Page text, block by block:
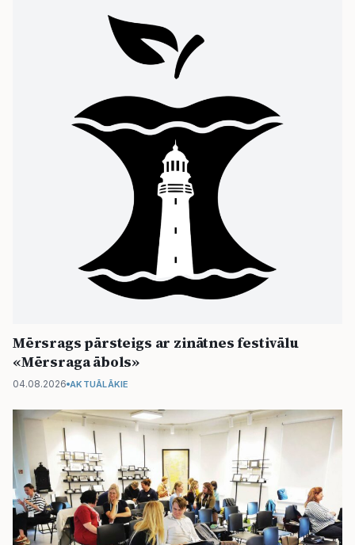
Mērsrags pārsteigs ar zinātnes festivālu
«Mērsraga ābols»
04.08.2026 AKTUĀLĀKIE